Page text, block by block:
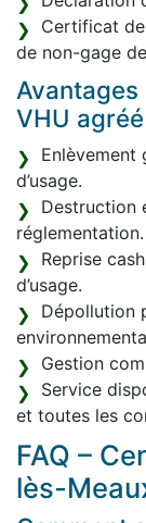
Certificat
de non-gage
VHU agréé
Enlèvement
d’usage.
Destruction
réglementation.
Reprise
d’usage.
Dépollution
Gestion
Service
et toutes les
FAQ –
lès-